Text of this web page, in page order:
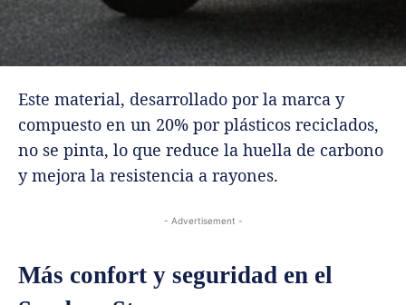
Este material, desarrollado por la marca y
compuesto en un 20% por plásticos reciclados,
no se pinta, lo que reduce la huella de carbono
y mejora la resistencia a rayones.
- Advertisement -
Más confort y seguridad en el